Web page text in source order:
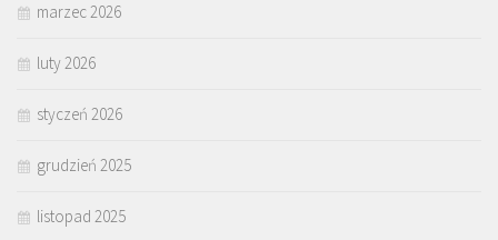
marzec 2026
luty 2026
styczeń 2026
grudzień 2025
listopad 2025